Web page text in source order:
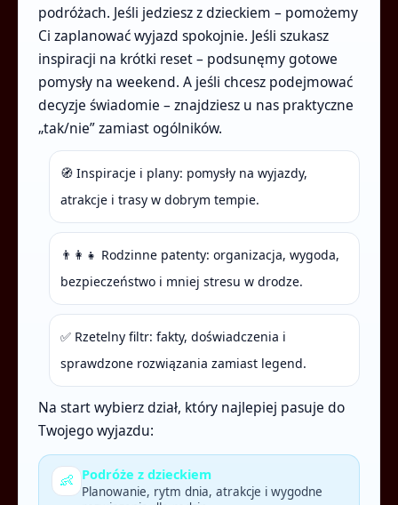
podróżach. Jeśli jedziesz z dzieckiem – pomożemy
Ci zaplanować wyjazd spokojnie. Jeśli szukasz
inspiracji na krótki reset – podsunęmy gotowe
pomysły na weekend. A jeśli chcesz podejmować
decyzje świadomie – znajdziesz u nas praktyczne
„tak/nie” zamiast ogólników.
🧭 Inspiracje i plany: pomysły na wyjazdy,
atrakcje i trasy w dobrym tempie.
👨‍👩‍👧 Rodzinne patenty: organizacja, wygoda,
bezpieczeństwo i mniej stresu w drodze.
✅ Rzetelny filtr: fakty, doświadczenia i
sprawdzone rozwiązania zamiast legend.
Na start wybierz dział, który najlepiej pasuje do
Twojego wyjazdu:
👶 Podróże z dzieckiem
Planowanie, rytm dnia, atrakcje i wygodne